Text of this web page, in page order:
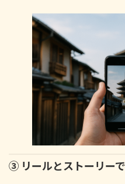
③ リールとストーリー